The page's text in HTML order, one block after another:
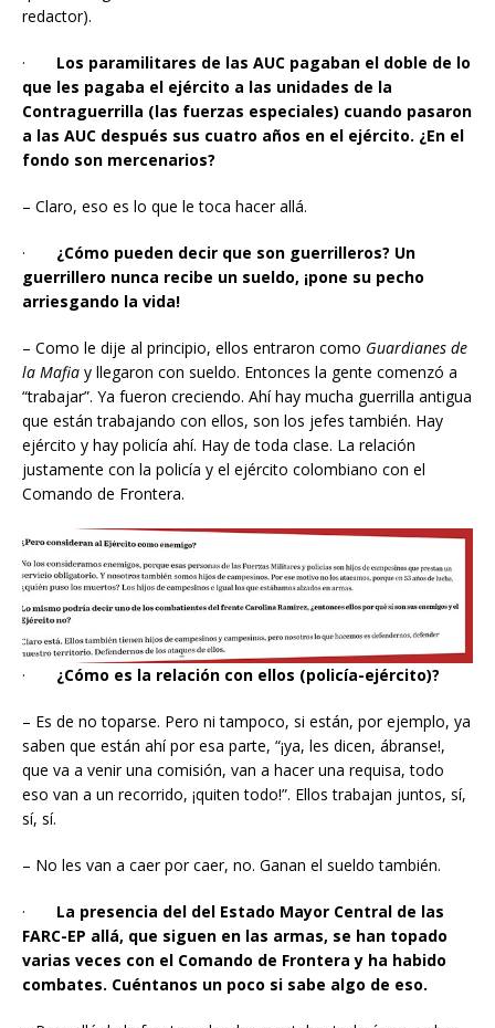
redactor).
· Los paramilitares de las AUC pagaban el doble de lo
que les pagaba el ejército a las unidades de la
Contraguerrilla (las fuerzas especiales) cuando pasaron
a las AUC después sus cuatro años en el ejército. ¿En el
fondo son mercenarios?
– Claro, eso es lo que le toca hacer allá.
· ¿Cómo pueden decir que son guerrilleros? Un
guerrillero nunca recibe un sueldo, ¡pone su pecho
arriesgando la vida!
– Como le dije al principio, ellos entraron como Guardianes de
la Mafia y llegaron con sueldo. Entonces la gente comenzó a
“trabajar”. Ya fueron creciendo. Ahí hay mucha guerrilla antigua
que están trabajando con ellos, son los jefes también. Hay
ejército y hay policía ahí. Hay de toda clase. La relación
justamente con la policía y el ejército colombiano con el
Comando de Frontera.
· ¿Cómo es la relación con ellos (policía-ejército)?
– Es de no toparse. Pero ni tampoco, si están, por ejemplo, ya
saben que están ahí por esa parte, “¡ya, les dicen, ábranse!,
que va a venir una comisión, van a hacer una requisa, todo
eso van a un recorrido, ¡quiten todo!”. Ellos trabajan juntos, sí,
sí, sí.
– No les van a caer por caer, no. Ganan el sueldo también.
· La presencia del del Estado Mayor Central de las
FARC-EP allá, que siguen en las armas, se han topado
varias veces con el Comando de Frontera y ha habido
combates. Cuéntanos un poco si sabe algo de eso.